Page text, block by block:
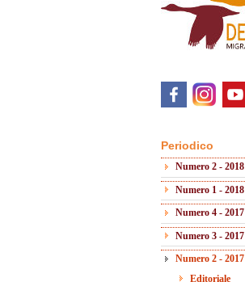
Periodico
Numero 2 - 2018
Numero 1 - 2018
Numero 4 - 2017
Numero 3 - 2017
Numero 2 - 2017
Editoriale